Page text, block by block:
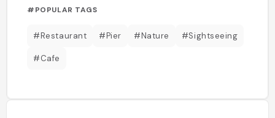
#POPULAR TAGS
#Restaurant #Pier #Nature #Sightseeing
#Cafe